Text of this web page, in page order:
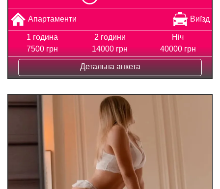
Апартаменти Виїзд
1 година
7500 грн
2 години
14000 грн
Ніч
40000 грн
Детальна анкета